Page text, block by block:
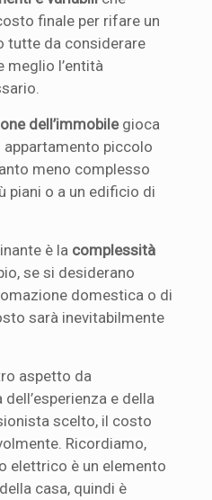
finale per rifare un
tutte da considerare
meglio l’entità
dell’immobilegioca
appartamento piccolo
meno complesso
piani o a un edificio di
è la complessità
se si desiderano
domestica o di
sarà inevitabilmente
aspetto da
e della
scelto, il costo
Ricordiamo,
elettrico è un elemento
casa, quindi è